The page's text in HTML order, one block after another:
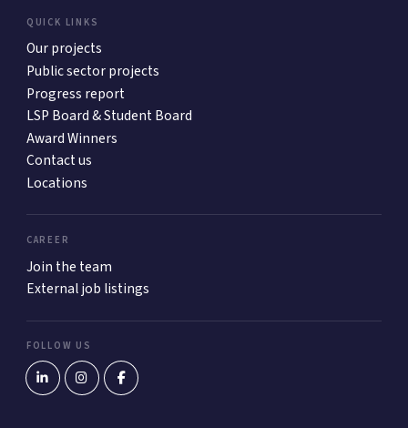
QUICK LINKS
Our projects
Public sector projects
Progress report
LSP Board & Student Board
Award Winners
Contact us
Locations
CAREER
Join the team
External job listings
FOLLOW US